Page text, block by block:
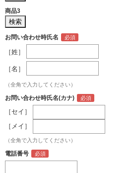
商品3
お問い合わせ時氏名
［姓］
［名］
（全角で入力してください）
お問い合わせ時氏名(カナ)
［セイ］
［メイ］
（全角で入力してください）
電話番号